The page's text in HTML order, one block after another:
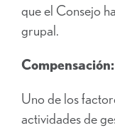
que el Consejo
grupal.
Compensación:
Uno de los
actividades de